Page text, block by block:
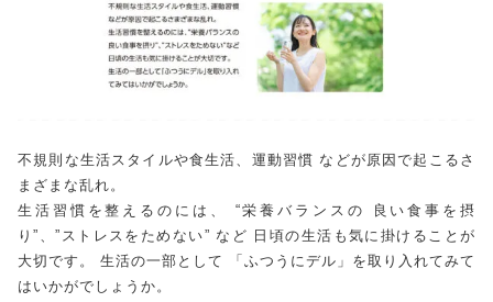
不規則な生活スタイルや食生活、運動習慣 などが原因で起こるさ
まざまな乱れ。
生活習慣を整えるのには、 “栄養バランスの 良い食事を摂
り”、”ストレスをためない” など 日頃の生活も気に掛けることが
大切です。 生活の一部として 「ふつうにデル」を取り入れてみて
はいかがでしょうか。